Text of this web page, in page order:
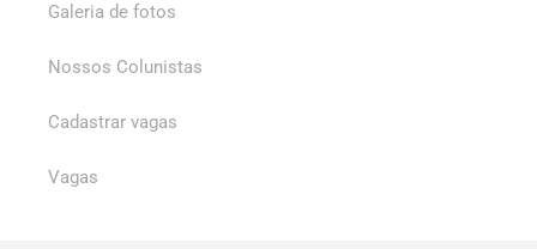
Galeria de fotos
Nossos Colunistas
Cadastrar vagas
Vagas